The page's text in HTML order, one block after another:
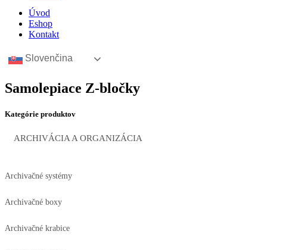
Úvod
Eshop
Kontakt
Slovenčina
Samolepiace Z-bločky
Kategórie produktov
ARCHIVÁCIA A ORGANIZÁCIA
Archivačné systémy
Archivačné boxy
Archivačné krabice